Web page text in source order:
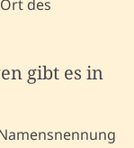
des
gibt es in